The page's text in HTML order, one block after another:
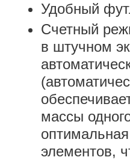
Удобный
Счетный
в штучном
массы
элементов,